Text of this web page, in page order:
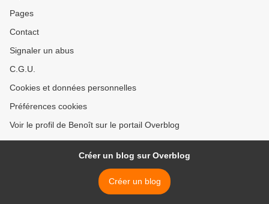
Pages
Contact
Signaler un abus
C.G.U.
Cookies et données personnelles
Préférences cookies
Voir le profil de Benoît sur le portail Overblog
Créer un blog sur Overblog
Créer un blog